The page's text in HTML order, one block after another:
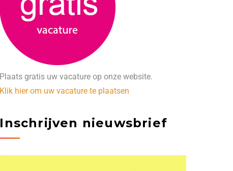
Plaats gratis uw vacature op onze website.
Klik hier om uw vacature te plaatsen
Inschrijven nieuwsbrief